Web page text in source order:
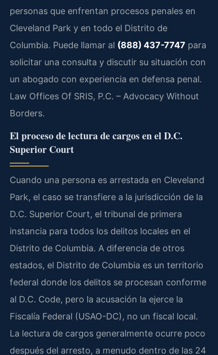
personas que enfrentan procesos penales en
Cleveland Park y en todo el Distrito de
Columbia. Puede llamar al (888) 437-7747 para
solicitar una consulta y discutir su situación con
un abogado con experiencia en defensa penal.
Law Offices Of SRIS, P.C. – Advocacy Without
Borders.
El proceso de lectura de cargos en el D.C.
Superior Court
Cuando una persona es arrestada en Cleveland
Park, el caso se transfiere a la jurisdicción de la
D.C. Superior Court, el tribunal de primera
instancia para todos los delitos locales en el
Distrito de Columbia. A diferencia de otros
estados, el Distrito de Columbia es un territorio
federal donde los delitos se procesan conforme
al D.C. Code, pero la acusación la ejerce la
Fiscalía Federal (USAO-DC), no un fiscal local.
La lectura de cargos generalmente ocurre poco
después del arresto, a menudo dentro de las 24